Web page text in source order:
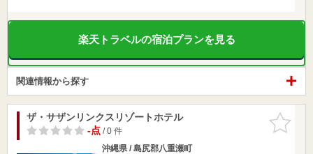
楽天トラベルの宿泊プランを見る
関連情報から探す
お気に入
りに追加
ザ・サザンリンクスリゾートホテル
-点/ 0 件
沖縄県 / 島尻郡八重瀬町